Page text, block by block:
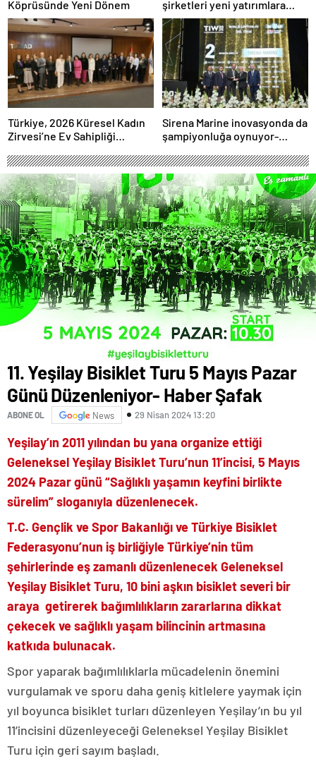
Köprüsünde Yeni Dönem
şirketleri yeni yatırımlara
yönlendirecek
Türkiye, 2026 Küresel Kadın
Zirvesi’ne Ev Sahipliği
Sirena Marine inovasyonda da
şampiyonluğa oynuyor-
11. Yeşilay Bisiklet Turu 5 Mayıs Pazar
Günü Düzenleniyor- Haber Şafak
ABONE OL News 29 Nisan 2024 13:20
Yeşilay’ın 2011 yılından bu yana organize ettiği
Geleneksel Yeşilay Bisiklet Turu’nun 11’incisi, 5 Mayıs
2024 Pazar günü “Sağlıklı yaşamın keyfini birlikte
sürelim” sloganıyla düzenlenecek.
T.C. Gençlik ve Spor Bakanlığı ve Türkiye Bisiklet
Federasyonu’nun iş birliğiyle Türkiye’nin tüm
şehirlerinde eş zamanlı düzenlenecek Geleneksel
Yeşilay Bisiklet Turu, 10 bini aşkın bisiklet severi bir
araya getirerek bağımlılıkların zararlarına dikkat
çekecek ve sağlıklı yaşam bilincinin artmasına
katkıda bulunacak.
Spor yaparak bağımlılıklarla mücadelenin önemini
vurgulamak ve sporu daha geniş kitlelere yaymak için
yıl boyunca bisiklet turları düzenleyen Yeşilay’ın bu yıl
11’incisini düzenleyeceği Geleneksel Yeşilay Bisiklet
Turu için geri sayım başladı.